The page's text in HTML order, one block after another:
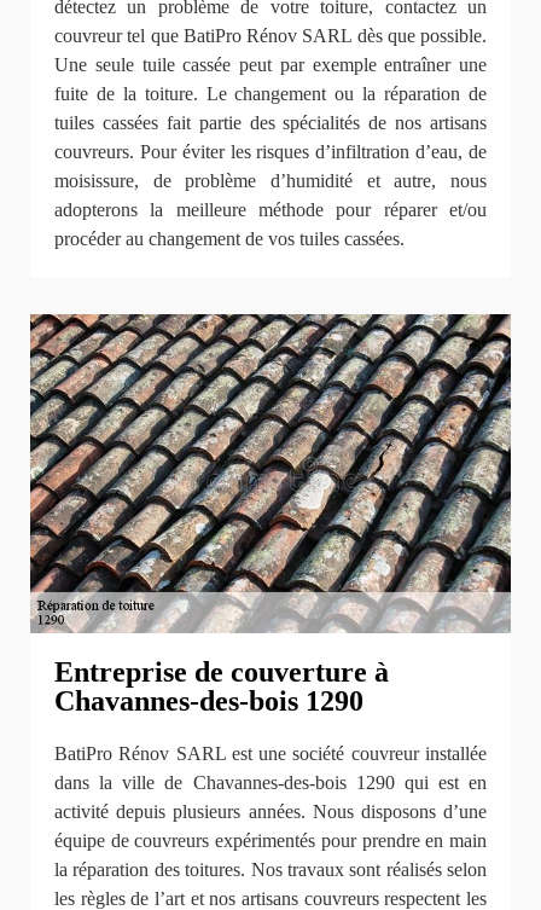
détectez un problème de votre toiture, contactez un
couvreur tel que BatiPro Rénov SARL dès que possible.
Une seule tuile cassée peut par exemple entraîner une
fuite de la toiture. Le changement ou la réparation de
tuiles cassées fait partie des spécialités de nos artisans
couvreurs. Pour éviter les risques d’infiltration d’eau, de
moisissure, de problème d’humidité et autre, nous
adopterons la meilleure méthode pour réparer et/ou
procéder au changement de vos tuiles cassées.
Entreprise de couverture à
Chavannes-des-bois 1290
BatiPro Rénov SARL est une société couvreur installée
dans la ville de Chavannes-des-bois 1290 qui est en
activité depuis plusieurs années. Nous disposons d’une
équipe de couvreurs expérimentés pour prendre en main
la réparation des toitures. Nos travaux sont réalisés selon
les règles de l’art et nos artisans couvreurs respectent les